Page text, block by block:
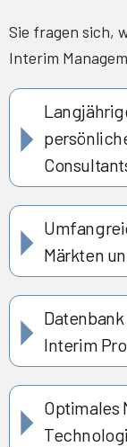
Sie fragen sich,
Interim
Märkten
Interim
Optimales